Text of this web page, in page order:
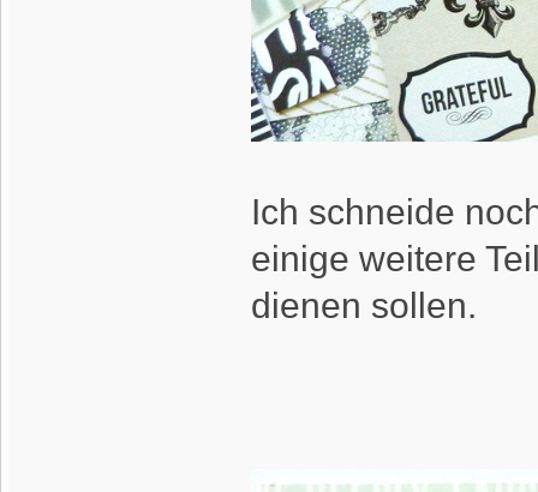
Ich schneide
einige weitere
dienen sollen.